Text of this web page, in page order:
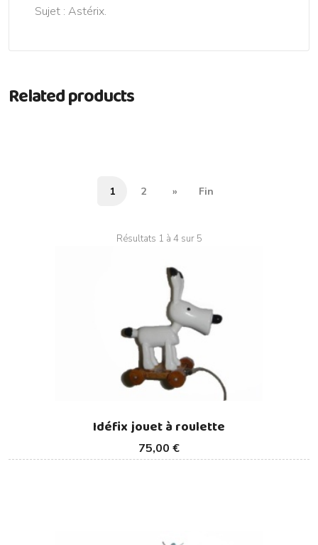
Sujet : Astérix.
Related products
1 2 » Fin
Résultats 1 à 4 sur 5
75,00 €
Idéfix jouet à roulette